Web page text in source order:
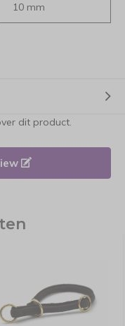
10 mm
dit product.